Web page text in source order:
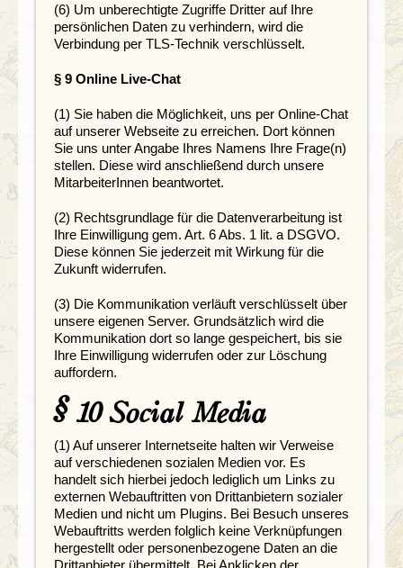
(6) Um unberechtigte Zugriffe Dritter auf Ihre
persönlichen Daten zu verhindern, wird die
Verbindung per TLS-Technik verschlüsselt.
§ 9 Online Live-Chat
(1) Sie haben die Möglichkeit, uns per Online-Chat
auf unserer Webseite zu erreichen. Dort können
Sie uns unter Angabe Ihres Namens Ihre Frage(n)
stellen. Diese wird anschließend durch unsere
MitarbeiterInnen beantwortet.
(2) Rechtsgrundlage für die Datenverarbeitung ist
Ihre Einwilligung gem. Art. 6 Abs. 1 lit. a DSGVO.
Diese können Sie jederzeit mit Wirkung für die
Zukunft widerrufen.
(3) Die Kommunikation verläuft verschlüsselt über
unsere eigenen Server. Grundsätzlich wird die
Kommunikation dort so lange gespeichert, bis sie
Ihre Einwilligung widerrufen oder zur Löschung
auffordern.
§ 10 Social Media
(1) Auf unserer Internetseite halten wir Verweise
auf verschiedenen sozialen Medien vor. Es
handelt sich hierbei jedoch lediglich um Links zu
externen Webauftritten von Drittanbietern sozialer
Medien und nicht um Plugins. Bei Besuch unseres
Webauftritts werden folglich keine Verknüpfungen
hergestellt oder personenbezogene Daten an die
Drittanbieter übermittelt. Bei Anklicken der